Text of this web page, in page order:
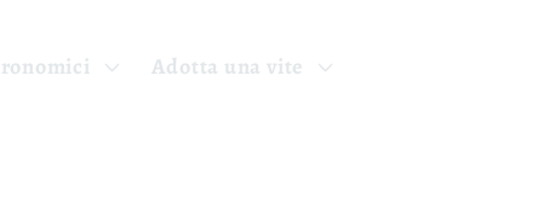
Adotta una vite